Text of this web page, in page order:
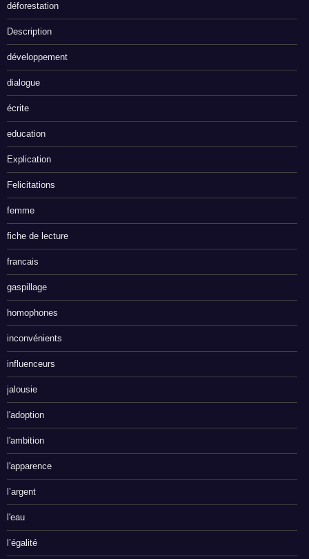
déforestation
Description
développement
dialogue
écrite
education
Explication
Felicitations
femme
fiche de lecture
francais
gaspillage
homophones
inconvénients
influenceurs
jalousie
l'adoption
l'ambition
l'apparence
l’argent
l'eau
l’égalité